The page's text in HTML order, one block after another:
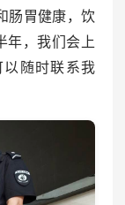
肠胃健康，饮
年，我们会上
随时联系我